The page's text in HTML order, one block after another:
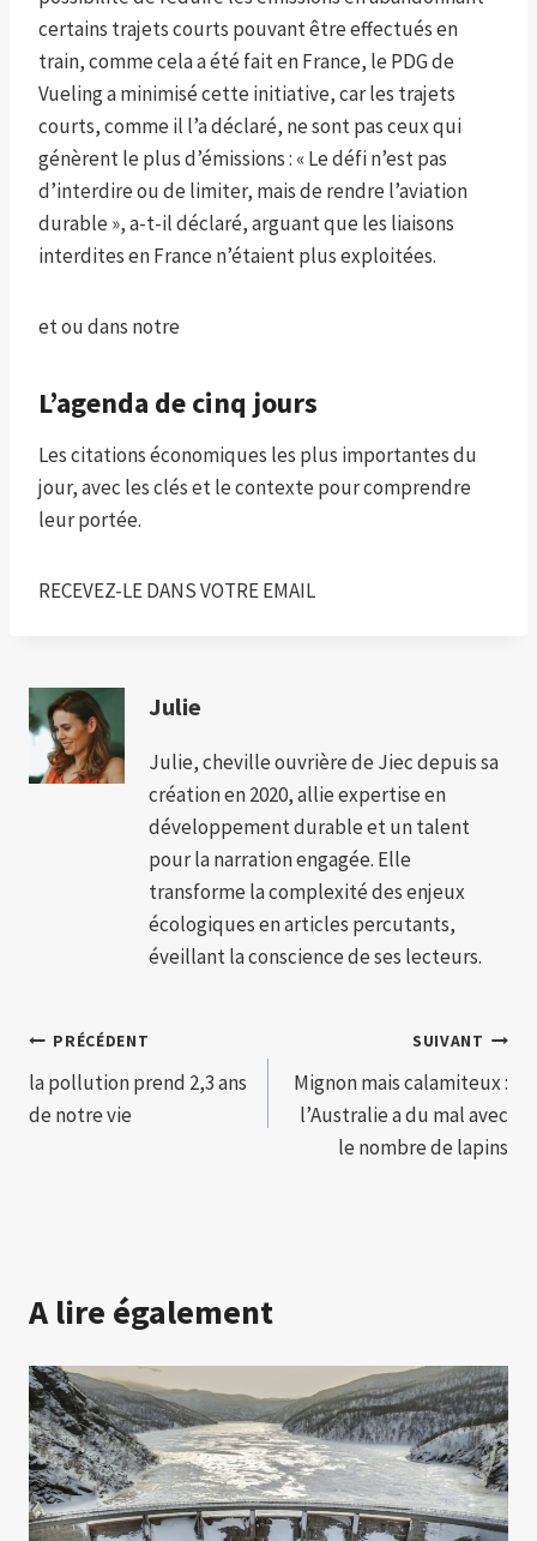
certains trajets courts pouvant être effectués en
train, comme cela a été fait en France, le PDG de
Vueling a minimisé cette initiative, car les trajets
courts, comme il l’a déclaré, ne sont pas ceux qui
génèrent le plus d’émissions : « Le défi n’est pas
d’interdire ou de limiter, mais de rendre l’aviation
durable », a-t-il déclaré, arguant que les liaisons
interdites en France n’étaient plus exploitées.
etou dans notre
L’agenda de cinq jours
Les citations économiques les plus importantes du
jour, avec les clés et le contexte pour comprendre
leur portée.
RECEVEZ-LE DANS VOTRE EMAIL
Julie
Julie, cheville ouvrière de Jiec depuis sa
création en 2020, allie expertise en
développement durable et un talent
pour la narration engagée. Elle
transforme la complexité des enjeux
écologiques en articles percutants,
éveillant la conscience de ses lecteurs.
Navigation
de
PRÉCÉDENT
la pollution prend 2,3 ans
de notre vie
SUIVANT
Mignon mais calamiteux :
l’Australie a du mal avec
le nombre de lapins
A lire également